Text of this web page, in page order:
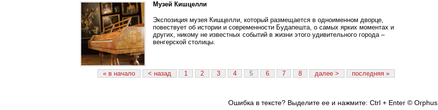
Музей Кишцелли
Экспозиция музея Кишцелли, который размещается в одноименном дворце,
повествует об истории и современности Будапешта, о самых ярких моментах и
других, никому не известных событий в жизни этого удивительного города –
венгерской столицы.
« в начало < назад 1 2 3 4 5 6 7 8 далее > последняя »
Ошибка в тексте? Выделите ее и нажмите: Ctrl + Enter © Orphus